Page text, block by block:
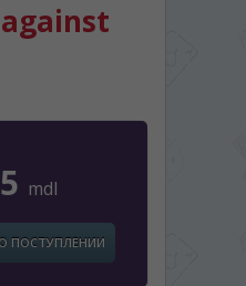
mdl
ПОСТУПЛЕНИИ